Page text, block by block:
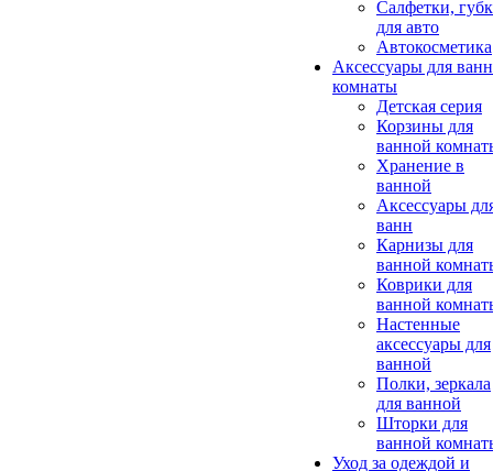
Салфетки,
для авто
Автокосметика
Аксессуары для
комнаты
Детская серия
Корзины для
ванной
Хранение в
ванной
Аксессуары
ванн
Карнизы для
ванной
Коврики для
ванной
Настенные
аксессуары для
ванной
Полки, зеркала
для ванной
Шторки для
ванной
Уход за одеждой и